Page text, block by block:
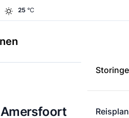
25 °C